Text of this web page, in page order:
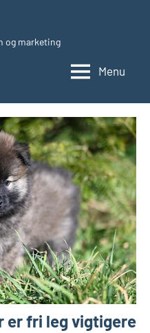
og marketing
Menu
er fri leg vigtigere